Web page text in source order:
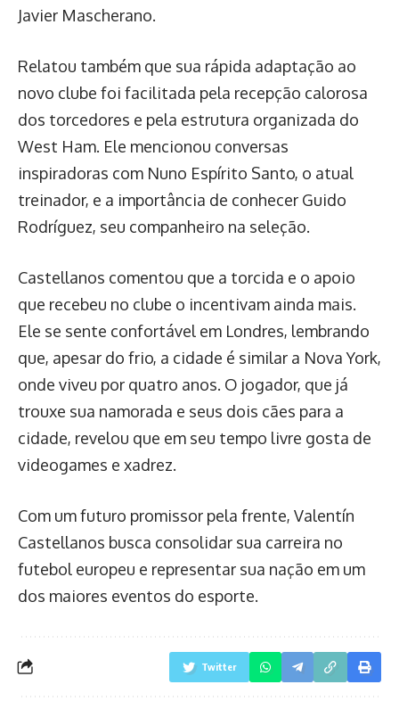
Javier Mascherano.
Relatou também que sua rápida adaptação ao
novo clube foi facilitada pela recepção calorosa
dos torcedores e pela estrutura organizada do
West Ham. Ele mencionou conversas
inspiradoras com Nuno Espírito Santo, o atual
treinador, e a importância de conhecer Guido
Rodríguez, seu companheiro na seleção.
Castellanos comentou que a torcida e o apoio
que recebeu no clube o incentivam ainda mais.
Ele se sente confortável em Londres, lembrando
que, apesar do frio, a cidade é similar a Nova York,
onde viveu por quatro anos. O jogador, que já
trouxe sua namorada e seus dois cães para a
cidade, revelou que em seu tempo livre gosta de
videogames e xadrez.
Com um futuro promissor pela frente, Valentín
Castellanos busca consolidar sua carreira no
futebol europeu e representar sua nação em um
dos maiores eventos do esporte.
Twitter